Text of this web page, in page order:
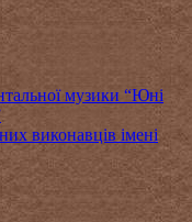
музики “Юні
виконавців імені